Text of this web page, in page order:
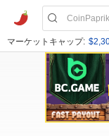
マーケットキャップ: